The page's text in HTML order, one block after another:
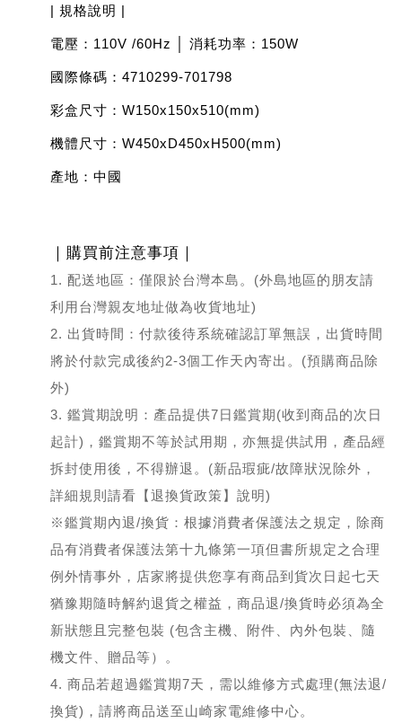
| 規格說明 |
電壓：110V /60Hz │ 消耗功率：150W
國際條碼：4710299-701798
彩盒尺寸：W150x150x510(mm)
機體尺寸：W450xD450xH500(mm)
產地：中國
｜購買前注意事項｜
1. 配送地區：僅限於台灣本島。(外島地區的朋友請
利用台灣親友地址做為收貨地址)
2. 出貨時間：付款後待系統確認訂單無誤，出貨時間
將於付款完成後約2-3個工作天內寄出。(預購商品除
外)
3. 鑑賞期說明：產品提供7日鑑賞期(收到商品的次日
起計)，鑑賞期不等於試用期，亦無提供試用，產品經
拆封使用後，不得辦退。(新品瑕疵/故障狀況除外，
詳細規則請看【退換貨政策】說明)
※鑑賞期內退/換貨：根據消費者保護法之規定，除商
品有消費者保護法第十九條第一項但書所規定之合理
例外情事外，店家將提供您享有商品到貨次日起七天
猶豫期隨時解約退貨之權益，商品退/換貨時必須為全
新狀態且完整包裝 (包含主機、附件、內外包裝、隨
機文件、贈品等）。
4. 商品若超過鑑賞期7天，需以維修方式處理(無法退/
換貨)，請將商品送至山崎家電維修中心。